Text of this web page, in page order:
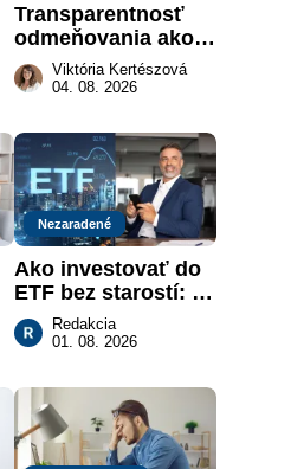
Transparentnosť
odmeňovania ako
právna povinnosť:
revolúcia na
práce
Viktória Kertészová
04. 08. 2026
Nezaradené
Ako investovať do
ETF bez starostí:
Investičné plány,
ktoré urobia prácu
Redakcia
01. 08. 2026